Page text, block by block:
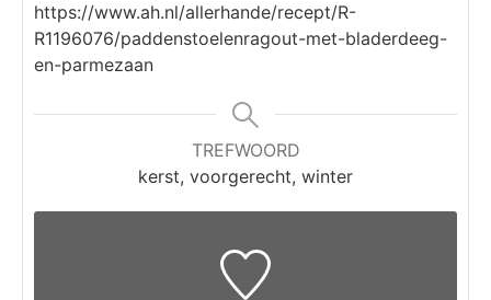
https://www.ah.nl/allerhande/recept/R-
R1196076/paddenstoelenragout-met-bladerdeeg-
en-parmezaan
TREFWOORD
kerst, voorgerecht, winter